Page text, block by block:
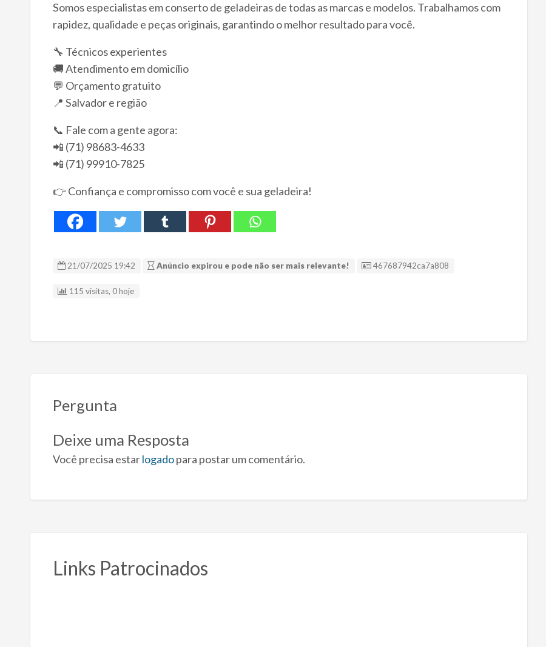
Somos especialistas em conserto de geladeiras de todas as marcas e modelos. Trabalhamos com
rapidez, qualidade e peças originais, garantindo o melhor resultado para você.
🔧 Técnicos experientes
🚚 Atendimento em domicílio
💬 Orçamento gratuito
📍 Salvador e região
📞 Fale com a gente agora:
📲 (71) 98683-4633
📲 (71) 99910-7825
👉 Confiança e compromisso com você e sua geladeira!
21/07/2025 19:42 Anúncio expirou e pode não ser mais relevante! ID Anúncio
467687942ca7a808
115 visitas, 0 hoje
Pergunta
Deixe uma Resposta
Você precisa estarlogadopara postar um comentário.
Links Patrocinados